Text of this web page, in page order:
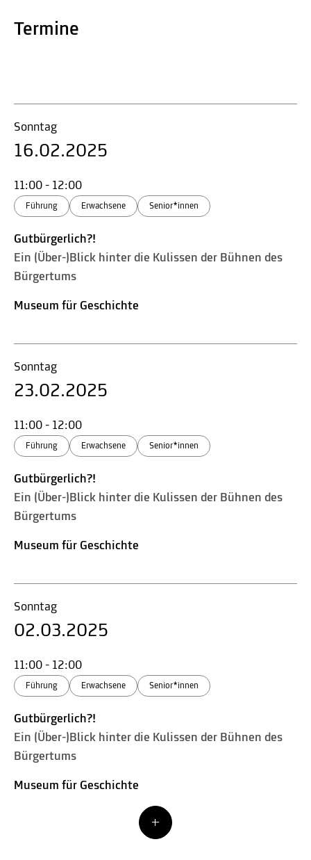
Termine
Sonntag
16.02.2025
11:00 - 12:00
Führung Erwachsene Senior*innen
Gutbürgerlich?!
Ein (Über-)Blick hinter die Kulissen der Bühnen des
Bürgertums
Museum für Geschichte
Sonntag
23.02.2025
11:00 - 12:00
Führung Erwachsene Senior*innen
Gutbürgerlich?!
Ein (Über-)Blick hinter die Kulissen der Bühnen des
Bürgertums
Museum für Geschichte
Sonntag
02.03.2025
11:00 - 12:00
Führung Erwachsene Senior*innen
Gutbürgerlich?!
Ein (Über-)Blick hinter die Kulissen der Bühnen des
Bürgertums
Museum für Geschichte